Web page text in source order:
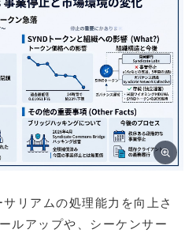
リアムの処理能力を向上さ
ルアップや、シーケンサー